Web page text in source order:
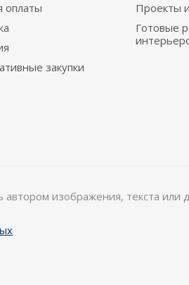
оплаты
закупки
Проекты
Готовые
изображения, текста